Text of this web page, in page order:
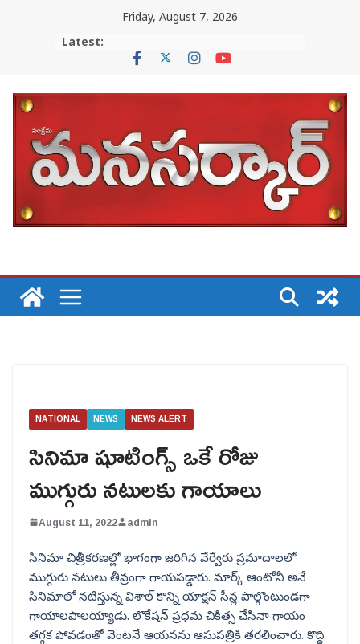
Friday, August 7, 2026
Latest:
NATIONAL NEWS NEWS ALERT
సినిమా షూటింగ్స్ ఒకే రోజు
ముగ్గురు నటులకు గాయాలు
August 11, 2022 admin
సినిమా చిత్రీకరణల్లో భాగంగా జరిగిన వేర్వేరు ప్రమాదాలలో
ముగ్గురు నటులు తీవ్రంగా గాయపడ్డారు. మార్క్ ఆంటోనీ అనే
సినిమాలో నటిస్తున్న విశాల్ కొన్ని యాక్షన్ సీన్ల పాల్గొంటుండగా
గాయాలపాలయ్యాడు. లొకేషన్ ప్రధమ చికిత్స చేసినా గాయం
తగ్గక పోవడంతో వెంటనే ఆయనను ఆసుపత్రికి తరలించారు. కొద్ది